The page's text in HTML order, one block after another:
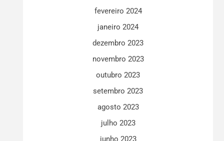
fevereiro 2024
janeiro 2024
dezembro 2023
novembro 2023
outubro 2023
setembro 2023
agosto 2023
julho 2023
junho 2023